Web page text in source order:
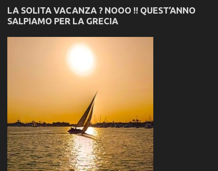
LA SOLITA VACANZA ? NOOO !! QUEST’ANNO
SALPIAMO PER LA GRECIA